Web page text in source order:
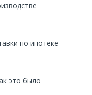
по ипотеке
это было